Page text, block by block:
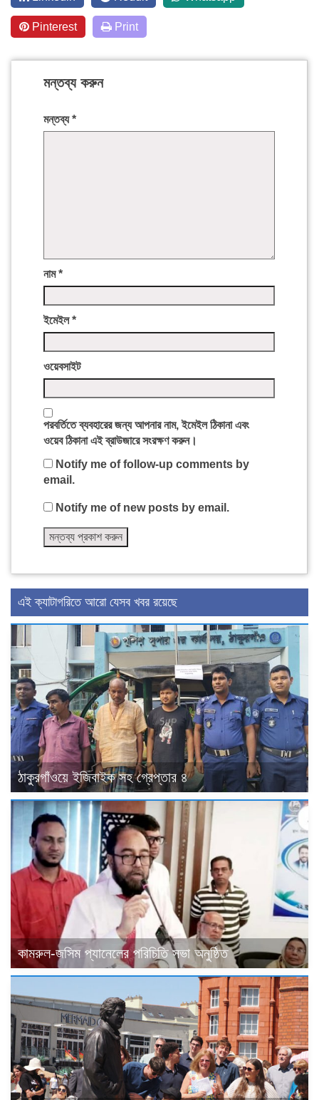
Pinterest Print
মন্তব্য করুন
মন্তব্য*
নাম*
ইমেইল*
ওয়েবসাইট
পরবর্তিতে ব্যবহারের জন্য আপনার নাম, ইমেইল ঠিকানা এবং
ওয়েব ঠিকানা এই ব্রাউজারে সংরক্ষণ করুন।
Notify me of follow-up comments by
email.
Notify me of new posts by email.
এই ক্যাটাগরিতে আরো যেসব খবর রয়েছে
ঠাকুরগাঁওয়ে ইজিবাইক সহ গ্রেপ্তার ৪
কামরুল-জসিম প্যানেলের পরিচিতি সভা অনুষ্ঠিত